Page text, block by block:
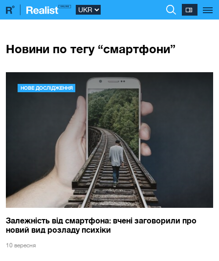
Новини по тегу “смартфони”
НОВЕ ДОСЛІДЖЕННЯ
Залежність від смартфона: вчені заговорили про
новий вид розладу психіки
10 вересня